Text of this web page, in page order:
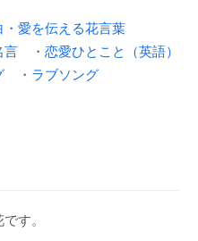
・愛を伝える花言葉
言 ・ 恋愛ひとこと（英語）
・ ラブソング
す。